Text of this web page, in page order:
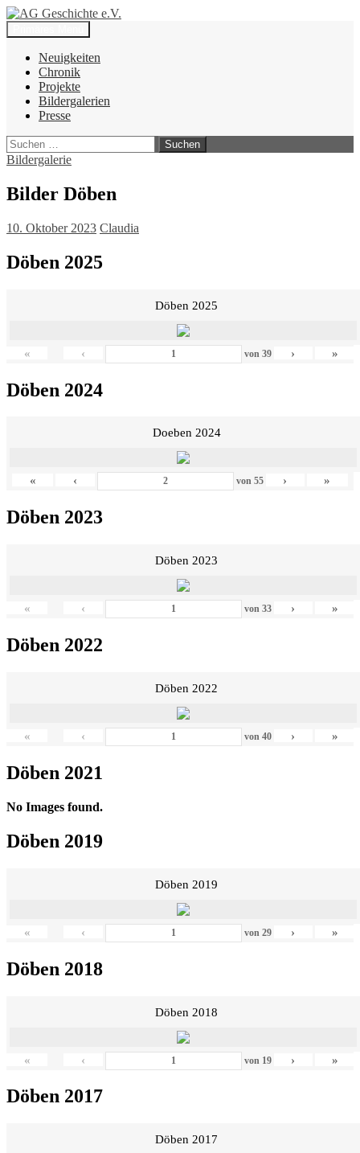
Zum
Inhalt
springen
AG Geschichte e.V.
Suchen
Neuigkeiten
Chronik
Projekte
Bildergalerien
Presse
Suchen
nach:
Bildergalerie
Bilder Döben
10. Oktober 2023 Claudia
Döben 2025
Döben 2025
« ‹ von 39 › »
Döben 2024
Doeben 2024
« ‹ von 55 › »
Döben 2023
Döben 2023
« ‹ von 33 › »
Döben 2022
Döben 2022
« ‹ von 40 › »
Döben 2021
No Images found.
Döben 2019
Döben 2019
« ‹ von 29 › »
Döben 2018
Döben 2018
« ‹ von 19 › »
Döben 2017
Döben 2017